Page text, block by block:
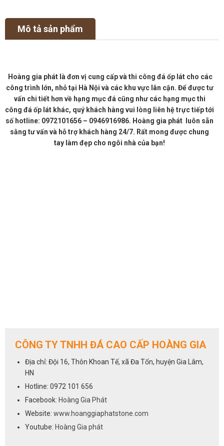
Mô tả sản phẩm
Hoàng gia phát là đơn vị cung cấp và thi công đá ốp lát cho các
công trình lớn, nhỏ tại Hà Nội và các khu vực lân cận. Để được tư
vấn chi tiết hơn về hạng mục đá cũng như các hạng mục thi
công đá ốp lát khác, quý khách hàng vui lòng liên hệ trực tiếp tới
số hotline: 0972101656 – 0946916986. Hoàng gia phát luôn sẵn
sằng tư vấn và hỗ trợ khách hàng 24/7. Rất mong được chung
tay làm đẹp cho ngôi nhà của bạn!
CÔNG TY TNHH ĐÁ CAO CẤP HOÀNG GIA
Địa chỉ: Đội 16, Thôn Khoan Tế, xã Đa Tốn, huyện Gia Lâm,
HN
Hotline: 0972 101 656
Facebook: Hoàng Gia Phát
Website: www.hoanggiaphatstone.com
Youtube: Hoàng Gia phát